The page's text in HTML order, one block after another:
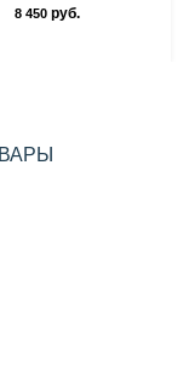
8 450 руб.